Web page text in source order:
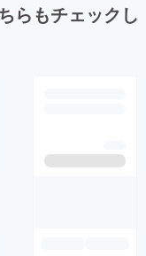
らもチェックし